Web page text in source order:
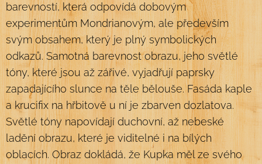
barevností, která odpovídá dobovým
experimentům Mondrianovým, ale především
svým obsahem, který je plný symbolických
odkazů. Samotná barevnost obrazu, jeho světlé
tóny, které jsou až zářivé, vyjadřují paprsky
zapadajícího slunce na těle bělouše. Fasáda kaple
a krucifix na hřbitově u ní je zbarven dozlatova.
Světlé tóny napovídají duchovní, až nebeské
ladění obrazu, které je viditelné i na bílých
oblacích. Obraz dokládá, že Kupka měl ze svého